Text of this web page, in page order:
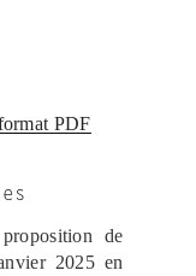
PDF
de
2025 en